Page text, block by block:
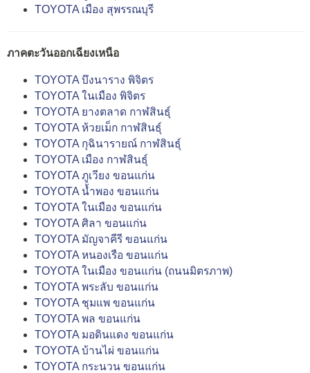
TOYOTA เมือง สุพรรณบุรี
ภาคตะวันออกเฉียงเหนือ
TOYOTA บึงนาราง พิจิตร
TOYOTA ในเมือง พิจิตร
TOYOTA ยางตลาด กาฬสินธุ์
TOYOTA ห้วยเม็ก กาฬสินธุ์
TOYOTA กุฉินารายณ์ กาฬสินธุ์
TOYOTA เมือง กาฬสินธุ์
TOYOTA ภูเวียง ขอนแก่น
TOYOTA น้ำพอง ขอนแก่น
TOYOTA ในเมือง ขอนแก่น
TOYOTA ศิลา ขอนแก่น
TOYOTA มัญจาคีรี ขอนแก่น
TOYOTA หนองเรือ ขอนแก่น
TOYOTA ในเมือง ขอนแก่น (ถนนมิตรภาพ)
TOYOTA พระลับ ขอนแก่น
TOYOTA ชุมแพ ขอนแก่น
TOYOTA พล ขอนแก่น
TOYOTA มอดินแดง ขอนแก่น
TOYOTA บ้านไผ่ ขอนแก่น
TOYOTA กระนวน ขอนแก่น